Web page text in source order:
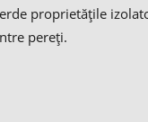
proprietățile
pereți.